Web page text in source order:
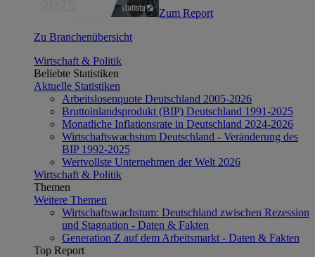
Zum Report
Zu Branchenübersicht
Wirtschaft & Politik
Beliebte Statistiken
Aktuelle Statistiken
Arbeitslosenquote Deutschland 2005-2026
Bruttoinlandsprodukt (BIP) Deutschland 1991-2025
Monatliche Inflationsrate in Deutschland 2024-2026
Wirtschaftswachstum Deutschland - Veränderung des
BIP 1992-2025
Wertvollste Unternehmen der Welt 2026
Wirtschaft & Politik
Themen
Weitere Themen
Wirtschaftswachstum: Deutschland zwischen Rezession
und Stagnation - Daten & Fakten
Generation Z auf dem Arbeitsmarkt - Daten & Fakten
Top Report